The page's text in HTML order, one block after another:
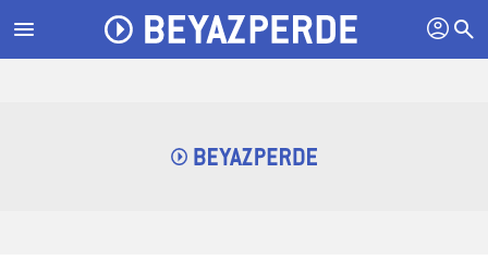
menu profil search